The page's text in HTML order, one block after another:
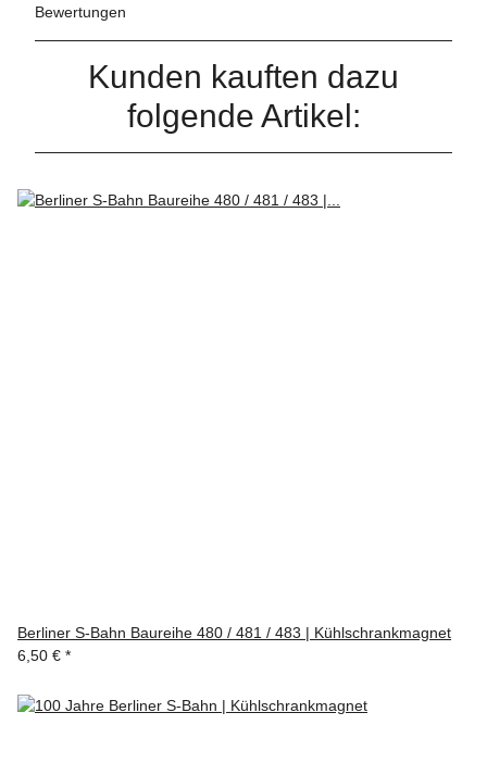
Bewertungen
Kunden kauften dazu
folgende Artikel:
Berliner S-Bahn Baureihe 480 / 481 / 483 | Kühlschrankmagnet
6,50 € *